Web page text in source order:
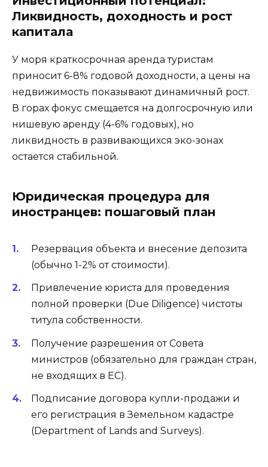
Ликвидность, доходность и рост
капитала
У моря краткосрочная аренда туристам
приносит 6-8% годовой доходности, а цены на
недвижимость показывают динамичный рост.
В горах фокус смещается на долгосрочную или
нишевую аренду (4-6% годовых), но
ликвидность в развивающихся эко-зонах
остается стабильной.
Юридическая процедура для
иностранцев: пошаговый план
Резервация объекта и внесение депозита
(обычно 1-2% от стоимости).
Привлечение юриста для проведения
полной проверки (Due Diligence) чистоты
титула собственности.
Получение разрешения от Совета
министров (обязательно для граждан стран,
не входящих в ЕС).
Подписание договора купли-продажи и
его регистрация в Земельном кадастре
(Department of Lands and Surveys).